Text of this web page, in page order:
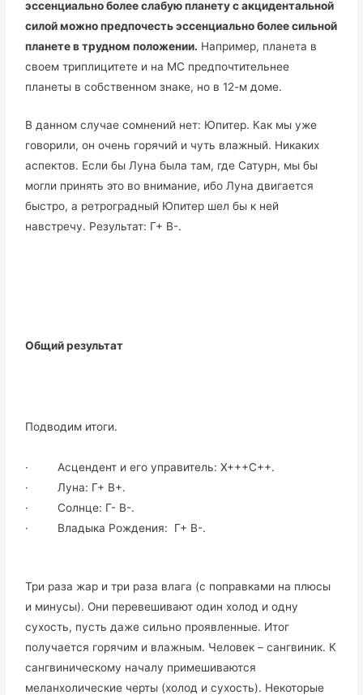
эссенциально более слабую планету с акцидентальной
силой можно предпочесть эссенциально более сильной
планете в трудном положении. Например, планета в
своем триплицитете и на MC предпочтительнее
планеты в собственном знаке, но в 12-м доме.
В данном случае сомнений нет: Юпитер. Как мы уже
говорили, он очень горячий и чуть влажный. Никаких
аспектов. Если бы Луна была там, где Сатурн, мы бы
могли принять это во внимание, ибо Луна двигается
быстро, а ретроградный Юпитер шел бы к ней
навстречу. Результат: Г+ В-.
Общий результат
Подводим итоги.
· Асцендент и его управитель: Х+++С++.
· Луна: Г+ В+.
· Солнце: Г- В-.
· Владыка Рождения: Г+ В-.
Три раза жар и три раза влага (с поправками на плюсы
и минусы). Они перевешивают один холод и одну
сухость, пусть даже сильно проявленные. Итог
получается горячим и влажным. Человек – сангвиник. К
сангвиническому началу примешиваются
меланхолические черты (холод и сухость). Некоторые